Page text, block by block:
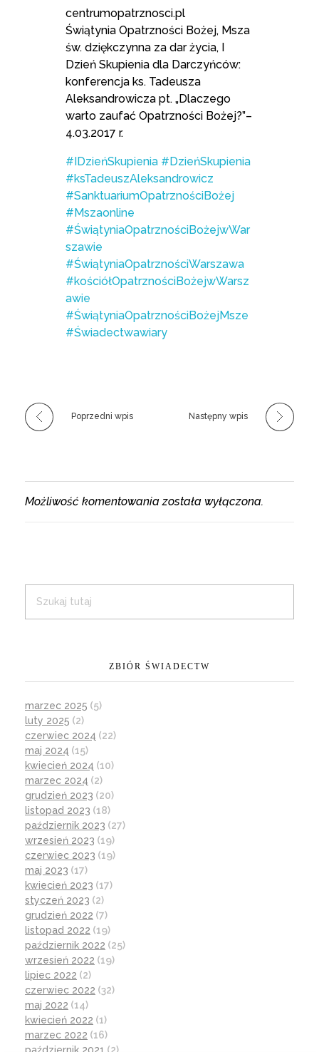
centrumopatrznosci.pl
Świątynia Opatrzności Bożej, Msza
św. dziękczynna za dar życia, I
Dzień Skupienia dla Darczyńców:
konferencja ks. Tadeusza
Aleksandrowicza pt. „Dlaczego
warto zaufać Opatrzności Bożej?”–
4.03.2017 r.
#IDzieńSkupienia #DzieńSkupienia
#ksTadeuszAleksandrowicz
#SanktuariumOpatrznościBożej
#Mszaonline
#ŚwiątyniaOpatrznościBożejwWar
szawie
#ŚwiątyniaOpatrznościWarszawa
#kościółOpatrznościBożejwWarsz
awie
#ŚwiątyniaOpatrznościBożejMsze
#Świadectwawiary
Poprzedni wpis Następny wpis
Możliwość komentowania została wyłączona.
ZBIÓR ŚWIADECTW
marzec 2025 (5)
luty 2025 (2)
czerwiec 2024 (22)
maj 2024 (15)
kwiecień 2024 (10)
marzec 2024 (2)
grudzień 2023 (20)
listopad 2023 (18)
październik 2023 (27)
wrzesień 2023 (19)
czerwiec 2023 (19)
maj 2023 (17)
kwiecień 2023 (17)
styczeń 2023 (2)
grudzień 2022 (7)
listopad 2022 (19)
październik 2022 (25)
wrzesień 2022 (19)
lipiec 2022 (2)
czerwiec 2022 (32)
maj 2022 (14)
kwiecień 2022 (1)
marzec 2022 (16)